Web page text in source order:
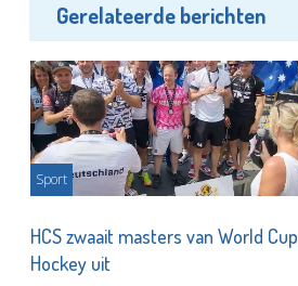
Gerelateerde berichten
Sport
HCS zwaait masters van World Cup
Hockey uit